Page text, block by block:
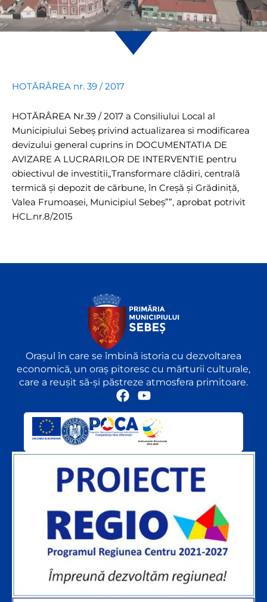
HOTĂRÂREA nr. 39 / 2017
HOTĂRÂREA Nr.39 / 2017 a Consiliului Local al
Municipiului Sebeş privind actualizarea si modificarea
devizului general cuprins in DOCUMENTATIA DE
AVIZARE A LUCRARILOR DE INTERVENTIE pentru
obiectivul de investitii„Transformare clădiri, centrală
termică şi depozit de cărbune, în Creşă şi Grădiniţă,
Valea Frumoasei, Municipiul Sebeş””, aprobat potrivit
HCL.nr.8/2015
Orașul în care se îmbină istoria cu dezvoltarea
economică, un oraș pitoresc cu mărturii culturale,
care a reușit să-și păstreze atmosfera primitoare.
F
c
e
o
o
Y
u
t
u
b
e